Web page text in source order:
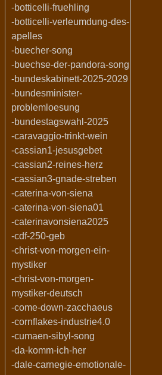
-botticelli-fruehling
-botticelli-verleumdung-des-
apelles
-buecher-song
-buechse-der-pandora-song
-bundeskabinett-2025-2029
-bundesminister-
problemloesung
-bundestagswahl-2025
-caravaggio-trinkt-wein
-cassian1-jesusgebet
-cassian2-reines-herz
-cassian3-gnade-streben
-caterina-von-siena
-caterina-von-siena01
-caterinavonsiena2025
-cdf-250-geb
-christ-von-morgen-ein-
mystiker
-christ-von-morgen-
mystiker-deutsch
-come-down-zacchaeus
-cornflakes-industrie4.0
-cumaen-sibyl-song
-da-komm-ich-her
-dale-carnegie-emotionale-